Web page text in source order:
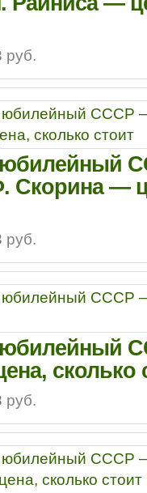
руб.
юбилейный
Скорина —
руб.
юбилейный
сколько
руб.